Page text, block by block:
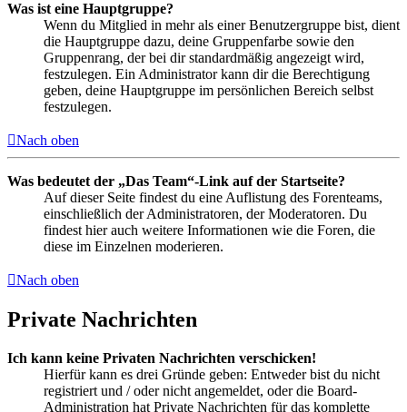
Was ist eine Hauptgruppe?
Wenn du Mitglied in mehr als einer Benutzergruppe bist, dient
die Hauptgruppe dazu, deine Gruppenfarbe sowie den
Gruppenrang, der bei dir standardmäßig angezeigt wird,
festzulegen. Ein Administrator kann dir die Berechtigung
geben, deine Hauptgruppe im persönlichen Bereich selbst
festzulegen.
Nach oben
Was bedeutet der „Das Team“-Link auf der Startseite?
Auf dieser Seite findest du eine Auflistung des Forenteams,
einschließlich der Administratoren, der Moderatoren. Du
findest hier auch weitere Informationen wie die Foren, die
diese im Einzelnen moderieren.
Nach oben
Private Nachrichten
Ich kann keine Privaten Nachrichten verschicken!
Hierfür kann es drei Gründe geben: Entweder bist du nicht
registriert und / oder nicht angemeldet, oder die Board-
Administration hat Private Nachrichten für das komplette